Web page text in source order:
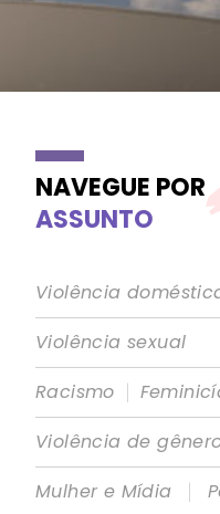
NAVEGUE POR
ASSUNTO
Violência
Violência sexual
Racismo |
Violência de
Mulher e Mídia
|